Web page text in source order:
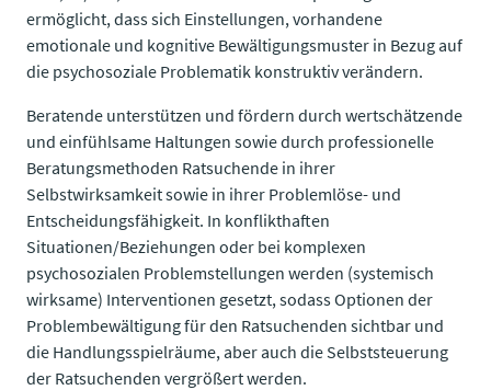
ermöglicht, dass sich Einstellungen, vorhandene
emotionale und kognitive Bewältigungsmuster in Bezug auf
die psychosoziale Problematik konstruktiv verändern.
Beratende unterstützen und fördern durch wertschätzende
und einfühlsame Haltungen sowie durch professionelle
Beratungsmethoden Ratsuchende in ihrer
Selbstwirksamkeit sowie in ihrer Problemlöse- und
Entscheidungsfähigkeit. In konflikthaften
Situationen/Beziehungen oder bei komplexen
psychosozialen Problemstellungen werden (systemisch
wirksame) Interventionen gesetzt, sodass Optionen der
Problembewältigung für den Ratsuchenden sichtbar und
die Handlungsspielräume, aber auch die Selbststeuerung
der Ratsuchenden vergrößert werden.